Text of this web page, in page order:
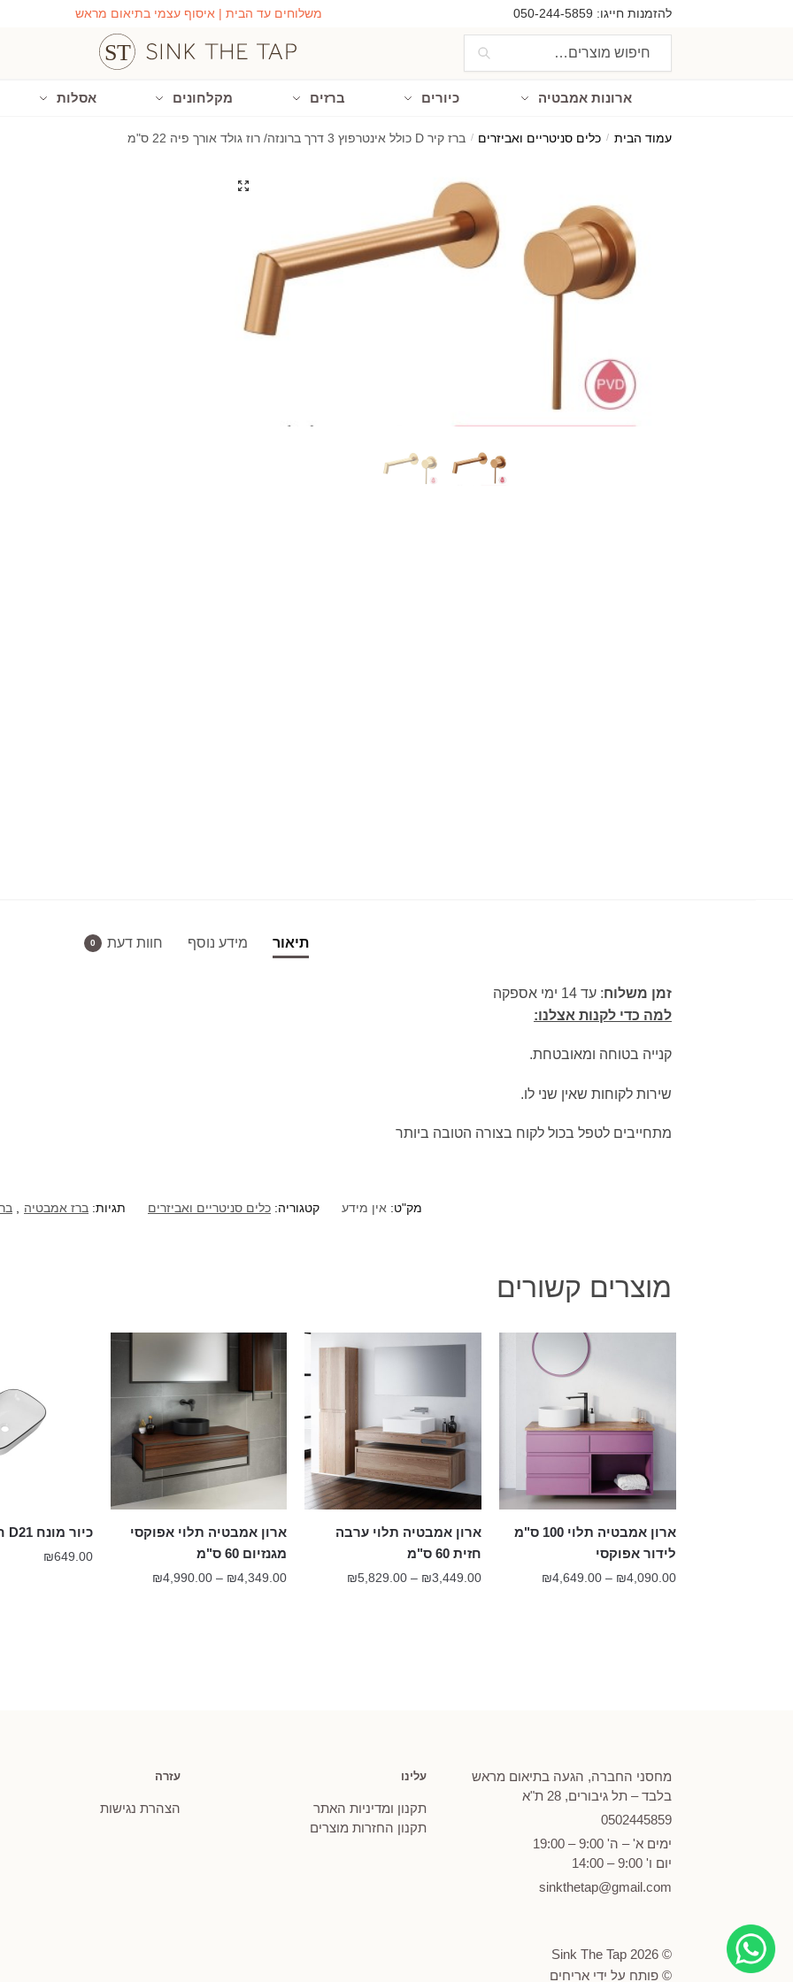
להזמנות חייגו: 050-244-5859 משלוחים עד הבית | איסוף עצמי בתיאום מראש
חיפוש
ארונות אמבטיה כיורים ברזים מקלחונים אסלות
עמוד הבית / כלים סניטריים ואביזרים / ברז קיר D כולל אינטרפוץ 3 דרך ברונזה/ רוז גולד אורך פיה 22 ס"מ
תיאור מידע נוסף חוות דעת 0
זמן משלוח: עד 14 ימי אספקה
למה כדי לקנות אצלנו:
קנייה בטוחה ומאובטחת.
שירות לקוחות שאין שני לו.
מתחייבים לטפל בכול לקוח בצורה הטובה ביותר
מק"ט: אין מידע קטגוריה: כלים סניטריים ואביזרים תגיות: ברז אמבטיה ,
מוצרים קשורים
ארון אמבטיה תלוי 100 ס"מ
לידור אפוקסי
₪4,090.00
–
₪4,649.00
ארון אמבטיה תלוי ערבה
חזית 60 ס"מ
₪3,449.00
–
₪5,829.00
טווח
ארון אמבטיה תלוי אפוקסי
מגנזיום 60 ס"מ
₪4,349.00
–
₪4,990.00
טווח
כיור מונח D21 חרס 50 ס"מ
₪649.00
מחסני החברה, הגעה בתיאום מראש
בלבד – תל גיבורים, 28 ת"א
0502445859
ימים א' – ה' 9:00 – 19:00
יום ו' 9:00 – 14:00
sinkthetap@gmail.com
עלינו
תקנון ומדיניות האתר
תקנון החזרות מוצרים
עזרה
הצהרת נגישות
© Sink The Tap 2026
© פותח על ידי אריחים